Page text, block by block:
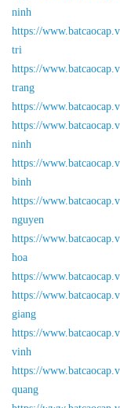
ninh
https://
tri
https://
trang
https://
https://
ninh
https://
binh
https://
nguyen
https://
hoa
https://
https://
giang
https://
vinh
https://
quang